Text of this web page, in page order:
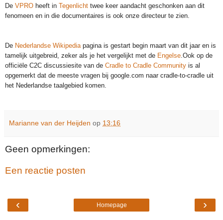
De VPRO heeft in Tegenlicht twee keer aandacht geschonken aan dit
fenomeen en in die documentaires is ook onze directeur te zien.
De Nederlandse Wikipedia pagina is gestart begin maart van dit jaar en is
tamelijk uitgebreid, zeker als je het vergelijkt met de Engelse .Ook op de
officiële C2C discussiesite van de Cradle to Cradle Community is al
opgemerkt dat de meeste vragen bij google.com naar cradle-to-cradle uit
het Nederlandse taalgebied komen.
Marianne van der Heijden op 13:16
Geen opmerkingen:
Een reactie posten
‹ ›
Homepage